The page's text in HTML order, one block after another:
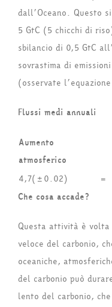
dall’Oceano. Questo
5 GtC (5 chicchi di
sbilancio di 0,5 GtC
sovrastima di
(osservate
Flussi medi annuali
Aumento
atmosferico
4,7(±0.02)
=
Che cosa accade?
Questa attività è
veloce del carbonio,
oceaniche,
del carbonio può
lento del carbonio,